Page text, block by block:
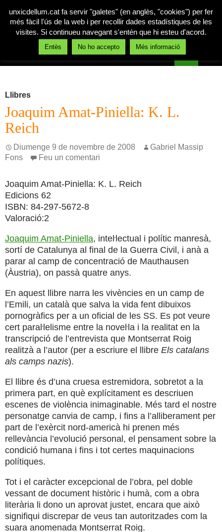
Un xic de llum
Llibres
Joaquim Amat-Piniella: K. L.
Reich
Diumenge 9 de novembre de 2008
Gabriel Massip
Fons
Feu un comentari
Joaquim Amat-Piniella: K. L. Reich
Edicions 62
ISBN: 84-297-5672-8
Valoració:2
Joaquim Amat-Piniella, inteŀlectual i polític manresà,
sortí de Catalunya al final de la Guerra Civil, i anà a
parar al camp de concentració de Mauthausen
(Àustria), on passà quatre anys.
En aquest llibre narra les vivències en un camp de
l’Emili, un català que salva la vida fent dibuixos
pornogràfics per a un oficial de les SS. Es pot veure
cert paraŀlelisme entre la noveŀla i la realitat en la
transcripció de l’entrevista que Montserrat Roig
realitzà a l’autor (per a escriure el llibre Els catalans
als camps nazis).
El llibre és d’una cruesa estremidora, sobretot a la
primera part, en què explícitament es descriuen
escenes de violència inimaginable. Més tard el nostre
personatge canvia de camp, i fins a l’alliberament per
part de l’exèrcit nord-americà hi prenen més
rellevància l’evolució personal, el pensament sobre la
condició humana i fins i tot certes maquinacions
polítiques.
Tot i el caràcter excepcional de l’obra, pel doble
vessant de document històric i humà, com a obra
literària li dono un aprovat justet, encara que això
signifiqui discrepar de veus tan autoritzades com la
suara anomenada Montserrat Roig.
unxicdellum.cat fa servir "galetes" (en anglès, "cookies") per fer
més fàcil l'ús de la web i per recollir dades estadístiques de les
visites. Si continueu navegant s'entén que hi esteu d'acord.
Entès No ho accepto Més informació